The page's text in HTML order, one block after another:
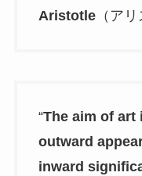
Aristotle（アリ
“The aim of art
outward
inward